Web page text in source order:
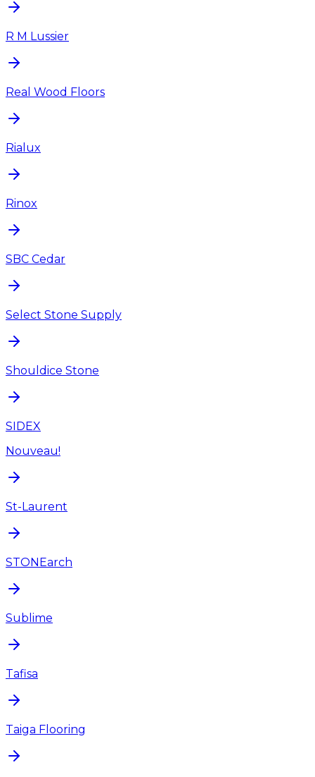
R M Lussier
Real Wood Floors
Rialux
Rinox
SBC Cedar
Select Stone Supply
Shouldice Stone
SIDEX
Nouveau!
St-Laurent
STONEarch
Sublime
Tafisa
Taiga Flooring